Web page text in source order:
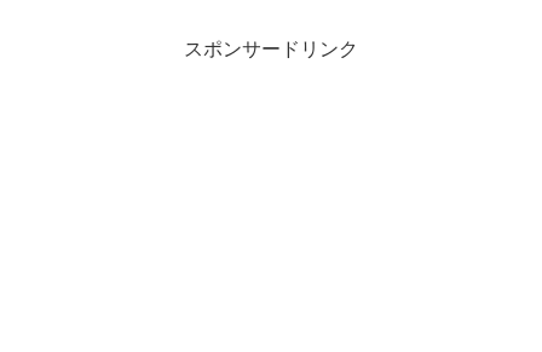
スポンサードリンク